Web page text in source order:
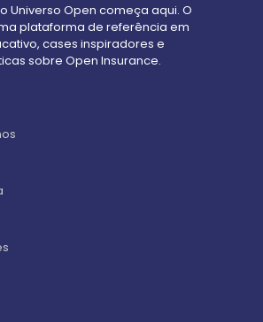
Universo Open começa aqui. O
plataforma de referência em
cases inspiradores e
sobre Open Insurance.